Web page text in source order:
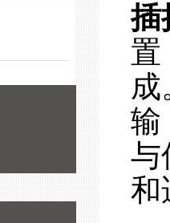
插
置
输
与
和